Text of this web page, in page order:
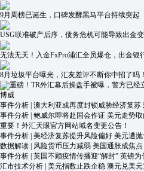
9月周榜已诞生，口碑发酵黑马平台持续突起
USG联准破产后序，债务危机可能导致出金变
无法无天！入金FxPro浦汇全员爆仓，出金银
8月垃圾平台曝光，汇友差评不断你中招了吗！
重磅！TR外汇幕后操盘手被曝，警方已经
博威
事件分析 | 澳大利亚或再度封锁威胁经济复苏
事件分析 | 鲍威尔即将赴国会作证 美元走势取
重要！外汇天眼官方网站域名变更公告！
事件分析 | 美经济复苏提升风险偏好 美元遭
数据解读 | 风险货币压力减弱 美国通胀成焦点
事件分析 | 英国不顾疫情传播迎“解封” 英镑为
汇市技术分析 | 美元指数止跌企稳 澳元兑美